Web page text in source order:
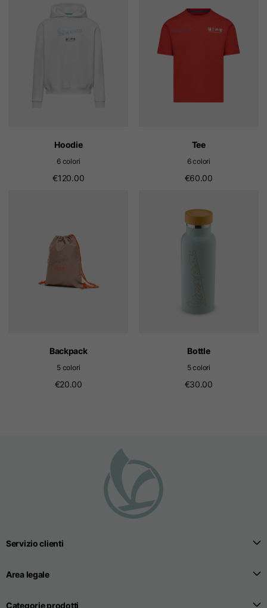
Hoodie
6 colori
€120.00
Tee
6 colori
€60.00
Backpack
5 colori
€20.00
Bottle
5 colori
€30.00
Servizio clienti
Area legale
Categorie prodotti